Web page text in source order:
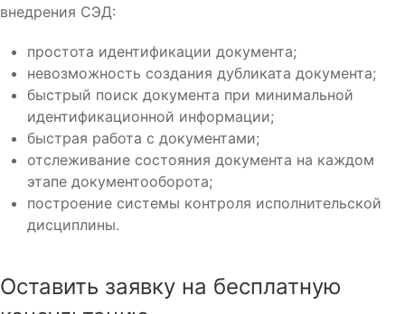
внедрения СЭД:
простота идентификации документа;
невозможность создания дубликата документа;
быстрый поиск документа при минимальной
идентификационной информации;
быстрая работа с документами;
отслеживание состояния документа на каждом
этапе документооборота;
построение системы контроля исполнительской
дисциплины.
Оставить заявку на бесплатную